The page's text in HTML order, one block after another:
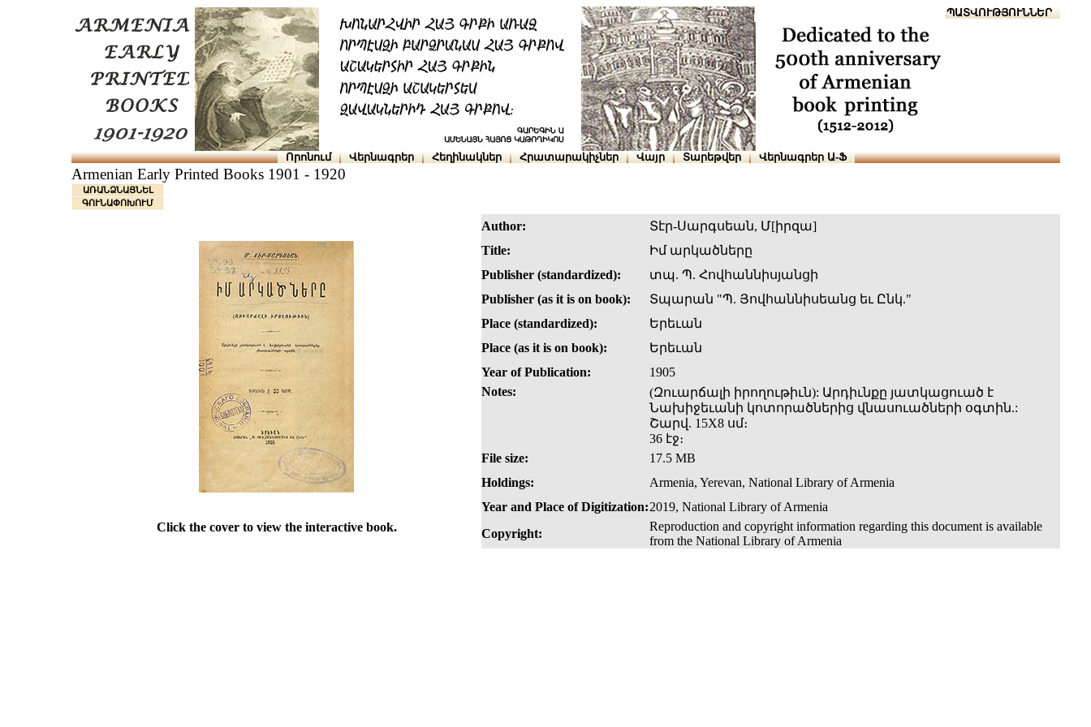
ՆԱԽԱՊԱՏՎՈՒԹՅՈՒՆՆԵՐ
Որոնում Վերնագրեր Հեղինակներ Հրատարակիչներ Վայր Տարեթվեր Վերնագրեր Ա-Ֆ
Armenian Early Printed Books 1901 - 1920
ԱՌԱՆՁՆԱՑՆԵԼ
ԳՈՒՆԱՓՈԽՈՒՄ
Author:
Տէր-Սարգսեան, Մ[իրզա]
Title:
Իմ արկածները
Publisher (standardized):
տպ. Պ. Հովհաննիսյանցի
Publisher (as it is on book):
Տպարան "Պ. Յովհաննիսեանց եւ Ընկ."
Place (standardized):
Երեւան
Place (as it is on book):
Երեւան
Year of Publication:
1905
Notes:
(Զուարճալի իրողութիւն): Արդիւնքը յատկացուած է
Նախիջեւանի կոտորածներից վնասուածների օգտին.:
Շարվ. 15X8 սմ։
36 էջ։
File size:
17.5 MB
Holdings:
Armenia, Yerevan, National Library of Armenia
Year and Place of Digitization:2019, National Library of Armenia
Click the cover to view the interactive book.
Copyright:
Reproduction and copyright information regarding this document is available
from the National Library of Armenia